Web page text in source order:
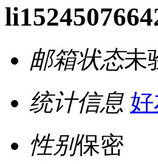
邮箱状态未
统计信息
性别保密